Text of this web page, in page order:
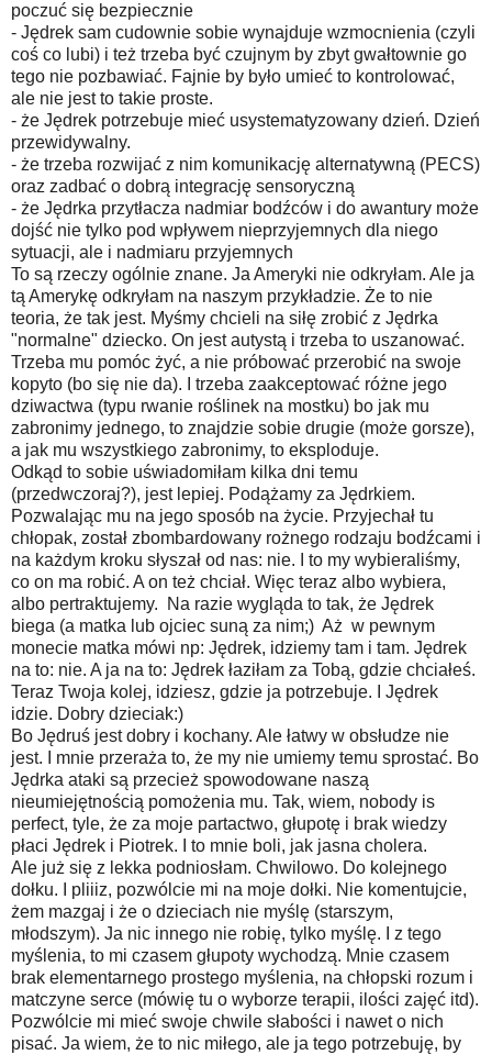
poczuć się bezpiecznie
- Jędrek sam cudownie sobie wynajduje wzmocnienia (czyli
coś co lubi) i też trzeba być czujnym by zbyt gwałtownie go
tego nie pozbawiać. Fajnie by było umieć to kontrolować,
ale nie jest to takie proste.
- że Jędrek potrzebuje mieć usystematyzowany dzień. Dzień
przewidywalny.
- że trzeba rozwijać z nim komunikację alternatywną (PECS)
oraz zadbać o dobrą integrację sensoryczną
- że Jędrka przytłacza nadmiar bodźców i do awantury może
dojść nie tylko pod wpływem nieprzyjemnych dla niego
sytuacji, ale i nadmiaru przyjemnych
To są rzeczy ogólnie znane. Ja Ameryki nie odkryłam. Ale ja
tą Amerykę odkryłam na naszym przykładzie. Że to nie
teoria, że tak jest. Myśmy chcieli na siłę zrobić z Jędrka
"normalne" dziecko. On jest autystą i trzeba to uszanować.
Trzeba mu pomóc żyć, a nie próbować przerobić na swoje
kopyto (bo się nie da). I trzeba zaakceptować różne jego
dziwactwa (typu rwanie roślinek na mostku) bo jak mu
zabronimy jednego, to znajdzie sobie drugie (może gorsze),
a jak mu wszystkiego zabronimy, to eksploduje.
Odkąd to sobie uświadomiłam kilka dni temu
(przedwczoraj?), jest lepiej. Podążamy za Jędrkiem.
Pozwalając mu na jego sposób na życie. Przyjechał tu
chłopak, został zbombardowany rożnego rodzaju bodźcami i
na każdym kroku słyszał od nas: nie. I to my wybieraliśmy,
co on ma robić. A on też chciał. Więc teraz albo wybiera,
albo pertraktujemy. Na razie wygląda to tak, że Jędrek
biega (a matka lub ojciec suną za nim;) Aż w pewnym
monecie matka mówi np: Jędrek, idziemy tam i tam. Jędrek
na to: nie. A ja na to: Jędrek łaziłam za Tobą, gdzie chciałeś.
Teraz Twoja kolej, idziesz, gdzie ja potrzebuje. I Jędrek
idzie. Dobry dzieciak:)
Bo Jędruś jest dobry i kochany. Ale łatwy w obsłudze nie
jest. I mnie przeraża to, że my nie umiemy temu sprostać. Bo
Jędrka ataki są przecież spowodowane naszą
nieumiejętnością pomożenia mu. Tak, wiem, nobody is
perfect, tyle, że za moje partactwo, głupotę i brak wiedzy
płaci Jędrek i Piotrek. I to mnie boli, jak jasna cholera.
Ale już się z lekka podniosłam. Chwilowo. Do kolejnego
dołku. I pliiiz, pozwólcie mi na moje dołki. Nie komentujcie,
żem mazgaj i że o dzieciach nie myślę (starszym,
młodszym). Ja nic innego nie robię, tylko myślę. I z tego
myślenia, to mi czasem głupoty wychodzą. Mnie czasem
brak elementarnego prostego myślenia, na chłopski rozum i
matczyne serce (mówię tu o wyborze terapii, ilości zajęć itd).
Pozwólcie mi mieć swoje chwile słabości i nawet o nich
pisać. Ja wiem, że to nic miłego, ale ja tego potrzebuję, by